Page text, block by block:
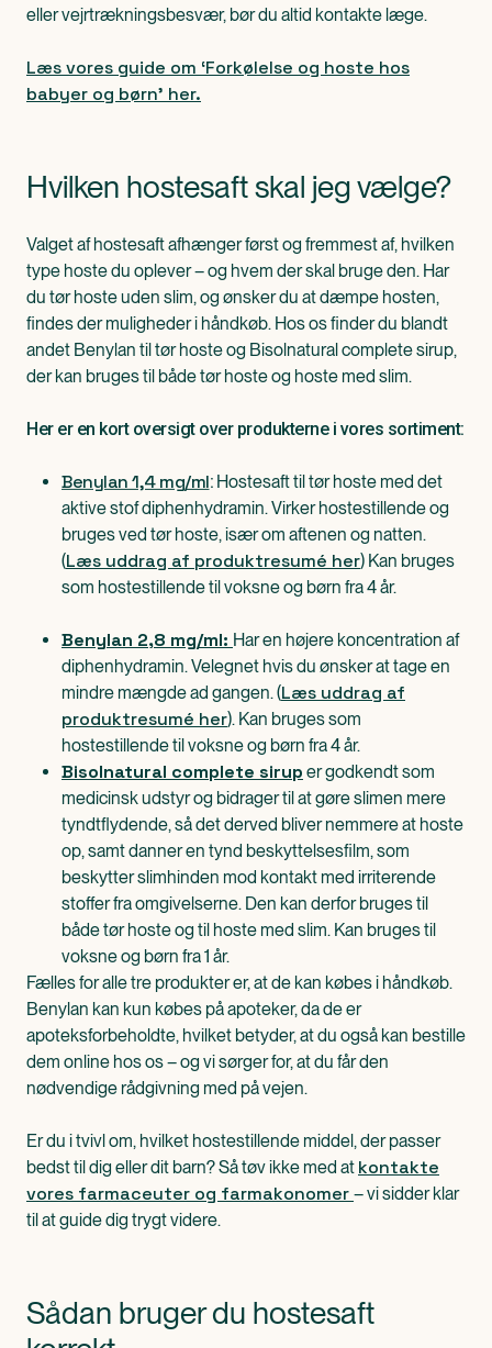
eller vejrtrækningsbesvær, bør du altid kontakte læge.
Læs vores guide om ‘Forkølelse og hoste hos
babyer og børn’ her.
Hvilken hostesaft skal jeg vælge?
Valget af hostesaft afhænger først og fremmest af, hvilken
type hoste du oplever – og hvem der skal bruge den. Har
du tør hoste uden slim, og ønsker du at dæmpe hosten,
findes der muligheder i håndkøb. Hos os finder du blandt
andet Benylan til tør hoste og Bisolnatural complete sirup,
der kan bruges til både tør hoste og hoste med slim.
Her er en kort oversigt over produkterne i vores sortiment:
Benylan 1,4 mg/ml: Hostesaft til tør hoste med det
aktive stof diphenhydramin. Virker hostestillende og
bruges ved tør hoste, især om aftenen og natten.
(Læs uddrag af produktresumé her) Kan bruges
som hostestillende til voksne og børn fra 4 år.
Benylan 2,8 mg/ml: Har en højere koncentration af
diphenhydramin. Velegnet hvis du ønsker at tage en
mindre mængde ad gangen. (Læs uddrag af
produktresumé her). Kan bruges som
hostestillende til voksne og børn fra 4 år.
Bisolnatural complete sirup er godkendt som
medicinsk udstyr og bidrager til at gøre slimen mere
tyndtflydende, så det derved bliver nemmere at hoste
op, samt danner en tynd beskyttelsesfilm, som
beskytter slimhinden mod kontakt med irriterende
stoffer fra omgivelserne. Den kan derfor bruges til
både tør hoste og til hoste med slim. Kan bruges til
voksne og børn fra 1 år.
Fælles for alle tre produkter er, at de kan købes i håndkøb.
Benylan kan kun købes på apoteker, da de er
apoteksforbeholdte, hvilket betyder, at du også kan bestille
dem online hos os – og vi sørger for, at du får den
nødvendige rådgivning med på vejen.
Er du i tvivl om, hvilket hostestillende middel, der passer
bedst til dig eller dit barn? Så tøv ikke med at kontakte
vores farmaceuter og farmakonomer – vi sidder klar
til at guide dig trygt videre.
Sådan bruger du hostesaft